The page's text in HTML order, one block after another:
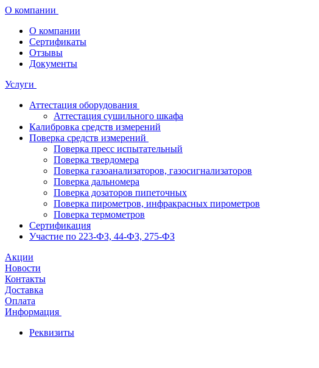
О компании
О компании
Сертификаты
Отзывы
Документы
Услуги
Аттестация оборудования
Аттестация сушильного шкафа
Калибровка средств измерений
Поверка средств измерений
Поверка пресс испытательный
Поверка твердомера
Поверка газоанализаторов, газосигнализаторов
Поверка дальномера
Поверка дозаторов пипеточных
Поверка пирометров, инфракрасных пирометров
Поверка термометров
Сертификация
Участие по 223-ФЗ, 44-ФЗ, 275-ФЗ
Акции
Новости
Контакты
Доставка
Оплата
Информация
Реквизиты